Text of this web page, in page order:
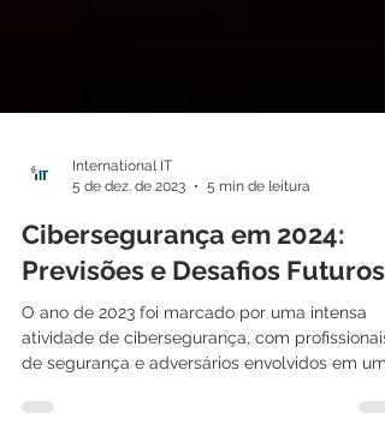
5 de dez. de 2023
5 min de leitura
Cibersegurança em 2024:
Previsões e Desafios Futuros
O ano de 2023 foi marcado por uma intensa
de segurança e adversários envolvidos em um